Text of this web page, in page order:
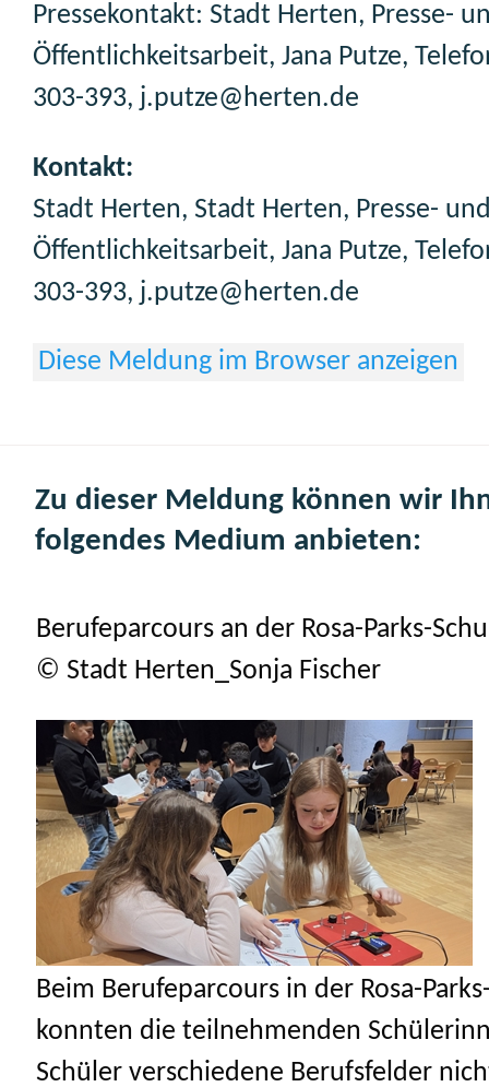
Pressekontakt: Stadt Herten, Presse-
Öffentlichkeitsarbeit, Jana Putze,
303-393, j.putze@herten.de
Kontakt:
Stadt Herten, Stadt Herten, Presse-
Öffentlichkeitsarbeit, Jana Putze,
303-393, j.putze@herten.de
Diese Meldung im Browser anzeigen
Zu dieser Meldung können wir
folgendes Medium anbieten:
Berufeparcours an der Rosa-Parks-
© Stadt Herten_Sonja Fischer
Beim Berufeparcours in der Rosa-
konnten die teilnehmenden
Schüler verschiedene Berufsfelder